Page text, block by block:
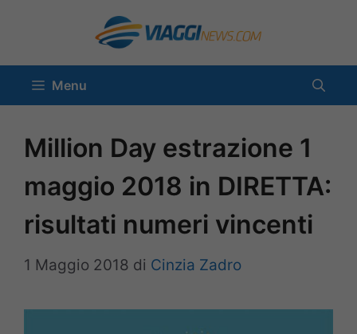
contenuto
Menu
Million Day estrazione 1
maggio 2018 in DIRETTA:
risultati numeri vincenti
1 Maggio 2018 di Cinzia Zadro